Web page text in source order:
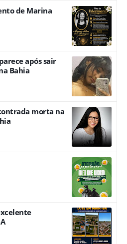
de Marina
após sair
Bahia
morta na